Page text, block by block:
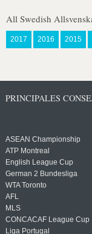
All Swedish
2017 2016 2015
PRINCIPALES
ASEAN Championship
ATP Montreal
English League Cup
German 2 Bundesliga
WTA Toronto
AFL
MLS
CONCACAF League Cup
Liga Portugal